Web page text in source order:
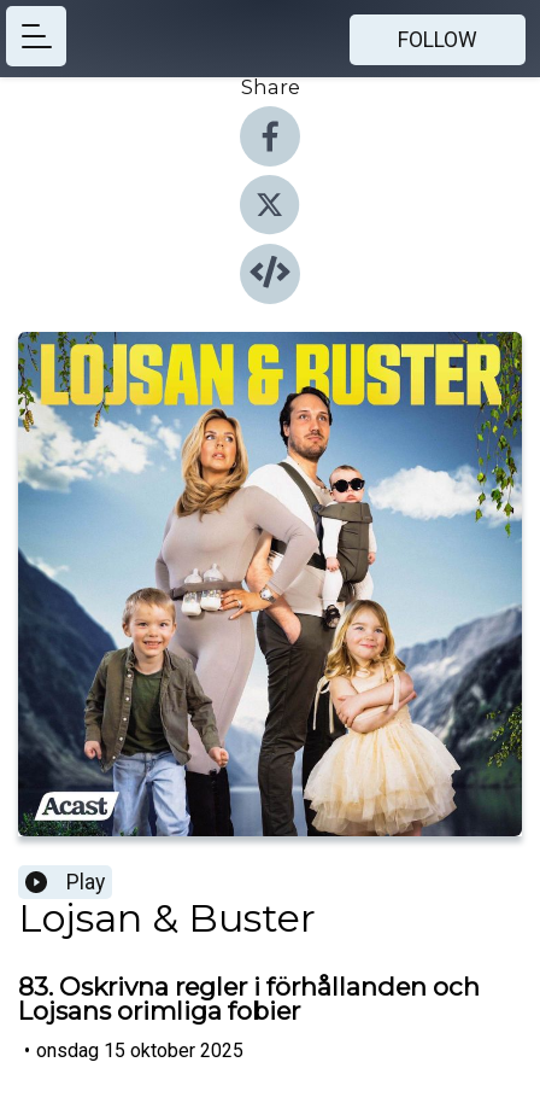
FOLLOW
Share
Play
Lojsan & Buster
83. Oskrivna regler i förhållanden och
Lojsans orimliga fobier
• onsdag 15 oktober 2025